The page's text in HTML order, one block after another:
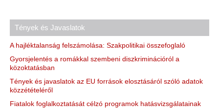
Tények és Javaslatok
A hajléktalanság felszámolása: Szakpolitikai összefoglaló
Gyorsjelentés a romákkal szembeni diszkriminációról a
közoktatásban
Tények és javaslatok az EU források elosztásáról szóló adatok
közzétételéről
Fiatalok foglalkoztatását célzó programok hatásvizsgálatainak